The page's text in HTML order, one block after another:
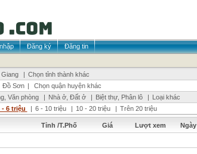
Đăng ký
Đăng tin
Giang | Chọn tỉnh thành khác
Đồ Sơn |
Chọn quận huyện khác
Văn phòng | Nhà ở, Đất ở | Biệt thự, Phân lô | Loại khác
- 6 triệu | 6 - 10 triệu | 10 - 20 triệu | Trên 20 triệu
Tỉnh /T.Phố Giá Lượt xem Ngày